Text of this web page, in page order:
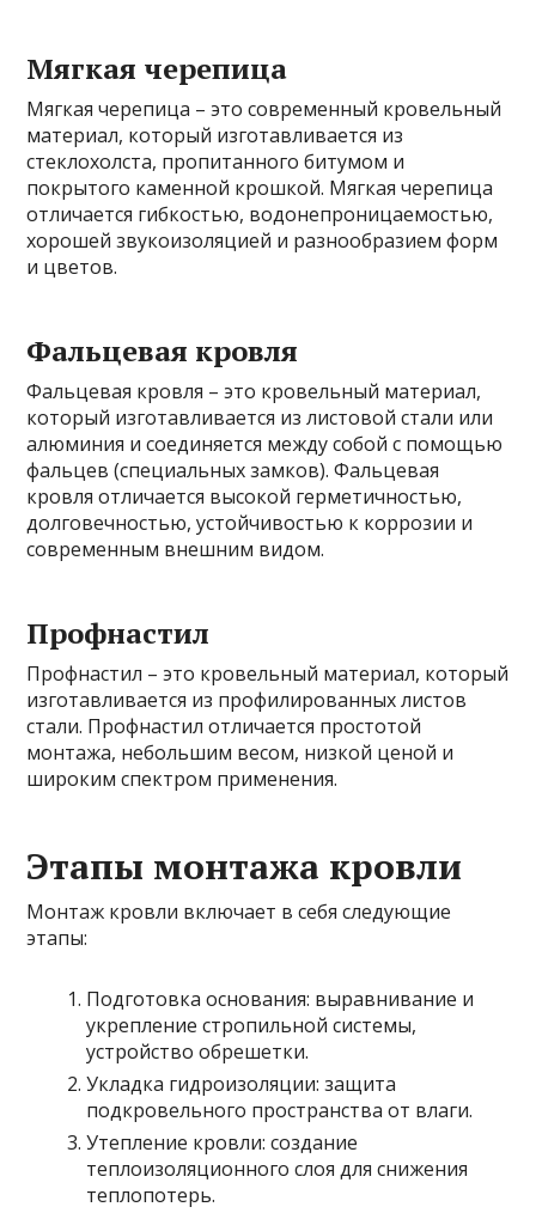
Мягкая черепица
Мягкая черепица – это современный кровельный
материал, который изготавливается из
стеклохолста, пропитанного битумом и
покрытого каменной крошкой. Мягкая черепица
отличается гибкостью, водонепроницаемостью,
хорошей звукоизоляцией и разнообразием форм
и цветов.
Фальцевая кровля
Фальцевая кровля – это кровельный материал,
который изготавливается из листовой стали или
алюминия и соединяется между собой с помощью
фальцев (специальных замков). Фальцевая
кровля отличается высокой герметичностью,
долговечностью, устойчивостью к коррозии и
современным внешним видом.
Профнастил
Профнастил – это кровельный материал, который
изготавливается из профилированных листов
стали. Профнастил отличается простотой
монтажа, небольшим весом, низкой ценой и
широким спектром применения.
Этапы монтажа кровли
Монтаж кровли включает в себя следующие
этапы:
Подготовка основания: выравнивание и
укрепление стропильной системы,
устройство обрешетки.
Укладка гидроизоляции: защита
подкровельного пространства от влаги.
Утепление кровли: создание
теплоизоляционного слоя для снижения
теплопотерь.